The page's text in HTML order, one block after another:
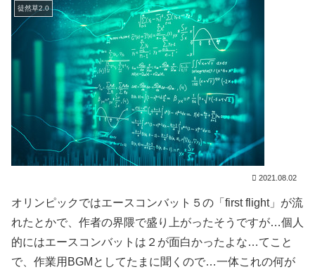
徒然草2.0
2021.08.02
オリンピックではエースコンバット５の「first flight」が流
れたとかで、作者の界隈で盛り上がったそうですが…個人
的にはエースコンバットは２が面白かったよな…てこと
で、作業用BGMとしてたまに聞くので…一体これの何が